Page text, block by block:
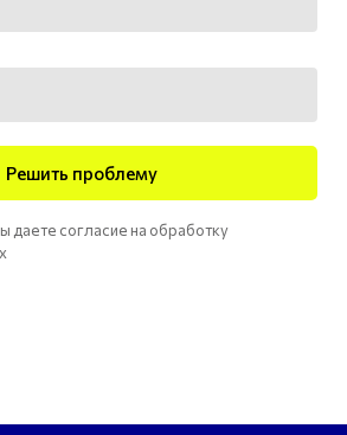
Решить проблему
даете согласие на обработку